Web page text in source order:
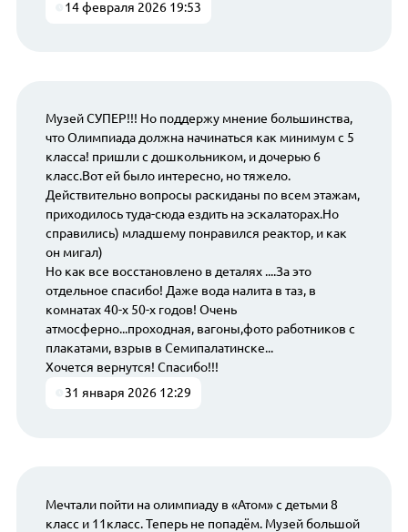
14 февраля 2026 19:53
Музей СУПЕР!!! Но поддержу мнение большинства,
что Олимпиада должна начинаться как минимум с 5
класса! пришли с дошкольником, и дочерью 6
класс.Вот ей было интересно, но тяжело.
Действительно вопросы раскиданы по всем этажам,
приходилось туда-сюда ездить на эскалаторах.Но
справились) младшему понравился реактор, и как
он мигал)
Но как все восстановлено в деталях ....За это
отдельное спасибо! Даже вода налита в таз, в
комнатах 40-х 50-х годов! Очень
атмосферно...проходная, вагоны,фото работников с
плакатами, взрыв в Семипалатинске...
Хочется вернутся! Спасибо!!!
31 января 2026 12:29
Мечтали пойти на олимпиаду в «Атом» с детьми 8
класс и 11класс. Теперь не попадём. Музей большой